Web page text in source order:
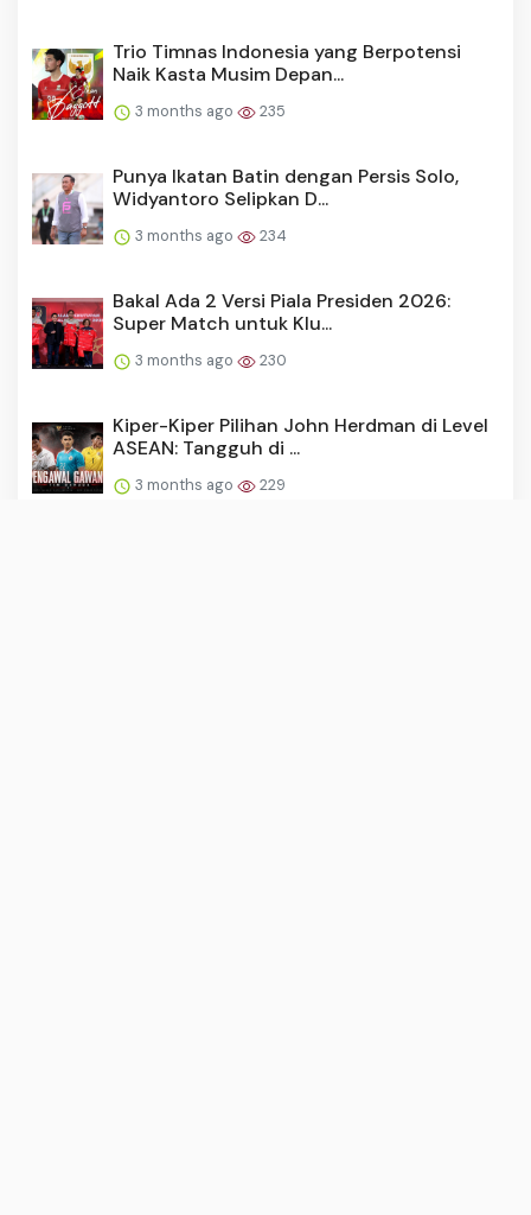
Trio Timnas Indonesia yang Berpotensi
Naik Kasta Musim Depan...
3 months ago 235
Punya Ikatan Batin dengan Persis Solo,
Widyantoro Selipkan D...
3 months ago 234
Bakal Ada 2 Versi Piala Presiden 2026:
Super Match untuk Klu...
3 months ago 230
Kiper-Kiper Pilihan John Herdman di Level
ASEAN: Tangguh di ...
3 months ago 229